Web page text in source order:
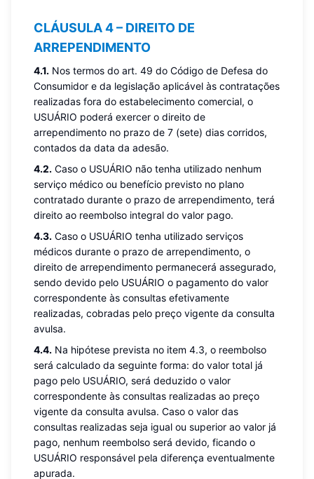
CLÁUSULA 4 – DIREITO DE
ARREPENDIMENTO
4.1. Nos termos do art. 49 do Código de Defesa do
Consumidor e da legislação aplicável às contratações
realizadas fora do estabelecimento comercial, o
USUÁRIO poderá exercer o direito de
arrependimento no prazo de 7 (sete) dias corridos,
contados da data da adesão.
4.2. Caso o USUÁRIO não tenha utilizado nenhum
serviço médico ou benefício previsto no plano
contratado durante o prazo de arrependimento, terá
direito ao reembolso integral do valor pago.
4.3. Caso o USUÁRIO tenha utilizado serviços
médicos durante o prazo de arrependimento, o
direito de arrependimento permanecerá assegurado,
sendo devido pelo USUÁRIO o pagamento do valor
correspondente às consultas efetivamente
realizadas, cobradas pelo preço vigente da consulta
avulsa.
4.4. Na hipótese prevista no item 4.3, o reembolso
será calculado da seguinte forma: do valor total já
pago pelo USUÁRIO, será deduzido o valor
correspondente às consultas realizadas ao preço
vigente da consulta avulsa. Caso o valor das
consultas realizadas seja igual ou superior ao valor já
pago, nenhum reembolso será devido, ficando o
USUÁRIO responsável pela diferença eventualmente
apurada.